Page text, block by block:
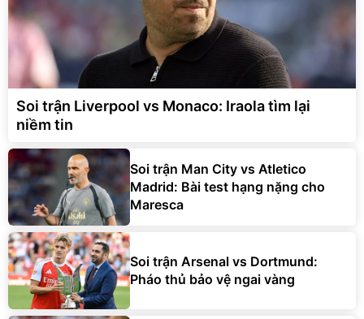
Soi trận Liverpool vs Monaco: Iraola tìm lại
niềm tin
Soi trận Man City vs Atletico
Madrid: Bài test hạng nặng cho
Maresca
Soi trận Arsenal vs Dortmund:
Pháo thủ bảo vệ ngai vàng